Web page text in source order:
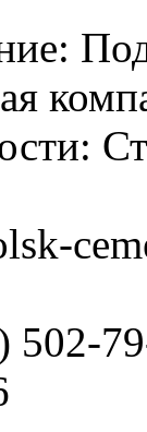
502-